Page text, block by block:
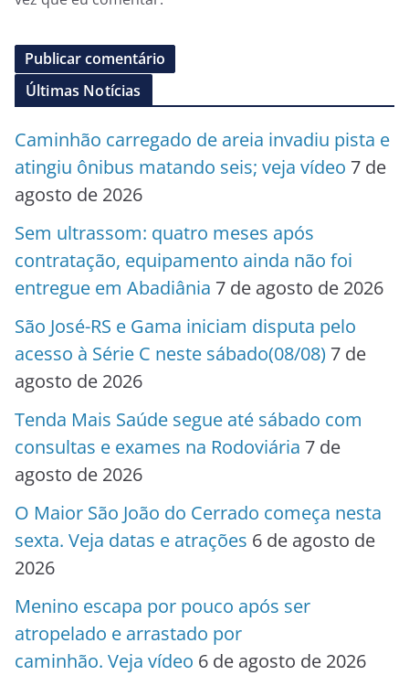
Últimas Notícias
Caminhão carregado de areia invadiu pista e
atingiu ônibus matando seis; veja vídeo 7 de
agosto de 2026
Sem ultrassom: quatro meses após
contratação, equipamento ainda não foi
entregue em Abadiânia 7 de agosto de 2026
São José-RS e Gama iniciam disputa pelo
acesso à Série C neste sábado(08/08) 7 de
agosto de 2026
Tenda Mais Saúde segue até sábado com
consultas e exames na Rodoviária 7 de
agosto de 2026
O Maior São João do Cerrado começa nesta
sexta. Veja datas e atrações 6 de agosto de
2026
Menino escapa por pouco após ser
atropelado e arrastado por
caminhão. Veja vídeo 6 de agosto de 2026